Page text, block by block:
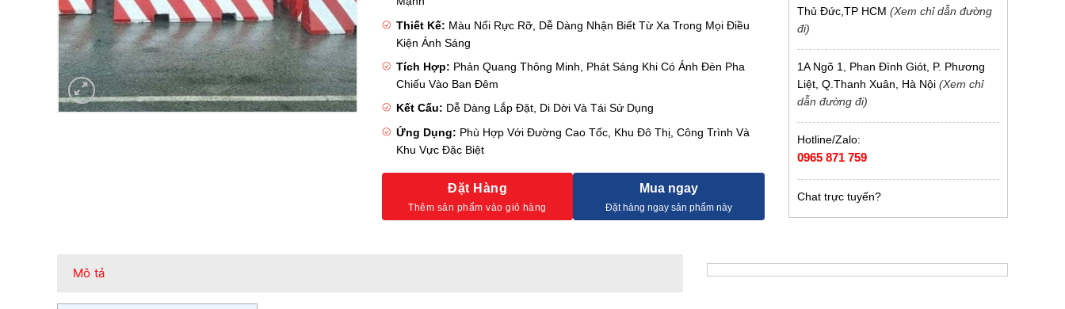
Thiết Kế: Màu Nổi Rực Rỡ, Dễ Dàng Nhận Biết Từ Xa Trong Mọi Điều
Kiện Ánh Sáng
Tích Hợp: Phản Quang Thông Minh, Phát Sáng Khi Có Ánh Đèn Pha
Chiếu Vào Ban Đêm
Kết Cấu: Dễ Dàng Lắp Đặt, Di Dời Và Tái Sử Dụng
Ứng Dụng: Phù Hợp Với Đường Cao Tốc, Khu Đô Thị, Công Trình Và
Khu Vực Đặc Biệt
Đặt Hàng Mua ngay
Thủ Đức,TP HCM (Xem chỉ dẫn đường
đi)
1A Ngõ 1, Phan Đình Giót, P. Phương
Liệt, Q.Thanh Xuân, Hà Nội (Xem chỉ
dẫn đường đi)
Hotline/Zalo:
0965 871 759
Chat trực tuyến?
Mô tả